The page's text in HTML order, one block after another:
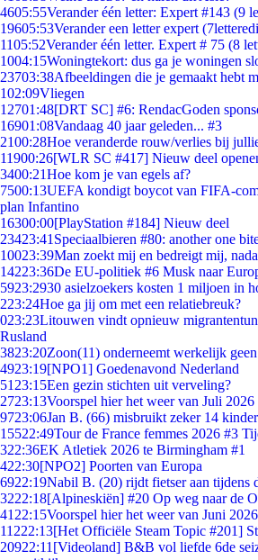
4605:55Verander één letter: Expert #143 (9
19605:53Verander een letter expert
1105:52Verander één letter. Expert # 75 (8
1004:15Woningtekort: dus ga je woningen
23703:38Afbeeldingen die je gemaakt hebt
102:09Vliegen
12701:48[DRT SC] #6: RendacGoden
16901:08Vandaag 40 jaar geleden... #3
2100:28Hoe veranderde rouw/verlies bij
11900:26[WLR SC #417] Nieuw deel
3400:21Hoe kom je van egels af?
7500:13UEFA kondigt boycot van FIFA-
plan Infantino
16300:00[PlayStation #184] Nieuw deel
23423:41 Speciaalbieren #80: another one
10023:39Man zoekt mij en bedreigt mij,
14223:36De EU-politiek #6 Musk naar
5923:2930 asielzoekers kosten 1 miljoen in
223:24Hoe ga jij om met een relatiebreuk?
023:23Litouwen vindt opnieuw
Rusland
3823:20Zoon(11) onderneemt werkelijk
4923:19[NPO1] Goedenavond Nederland
51 23:15Een gezin stichten uit verveling?
2723:13Voorspel hier het weer van Juli
9723:06Jan B. (66) misbruikt zeker 14
15522:49Tour de France femmes 2026 #3
322:36EK Atletiek 2026 te Birmingham #1
422:30[NPO2] Poorten van Europa
6922:19Nabil B. (20) rijdt fietser aan tijdens
3222:18[Alpineskiën] #20 Op weg naar de
41 22:15Voorspel hier het weer van Juni
11222:13[Het Officiële Steam Topic #201]
20922:11 [Videoland] B&B vol liefde 6de